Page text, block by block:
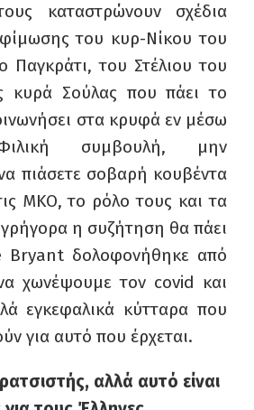
καταστρώνουν σχέδια
του κυρ-Νίκου του
Παγκράτι, του Στέλιου του
κυρά Σούλας που πάει το
στα κρυφά εν μέσω
συμβουλή, μην
πιάσετε σοβαρή κουβέντα
ΜΚΟ, το ρόλο τους και τα
γρήγορα η συζήτηση θα πάει
Bryantδολοφονήθηκε από
χωνέψουμε τον covid και
εγκεφαλικά κύτταρα που
για αυτό που έρχεται.
ρατσιστής, αλλά αυτό είναι